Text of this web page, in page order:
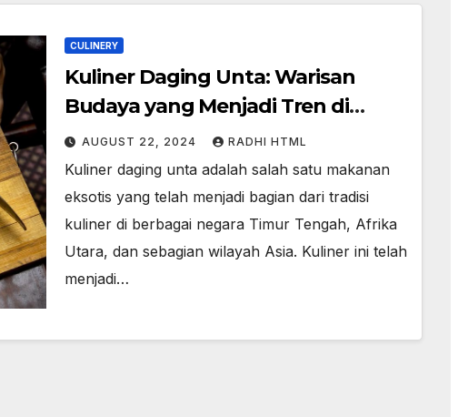
CULINERY
Kuliner Daging Unta: Warisan
Budaya yang Menjadi Tren di
Dunia Modern
AUGUST 22, 2024 RADHI HTML
Kuliner daging unta adalah salah satu makanan
eksotis yang telah menjadi bagian dari tradisi
kuliner di berbagai negara Timur Tengah, Afrika
Utara, dan sebagian wilayah Asia. Kuliner ini telah
menjadi…